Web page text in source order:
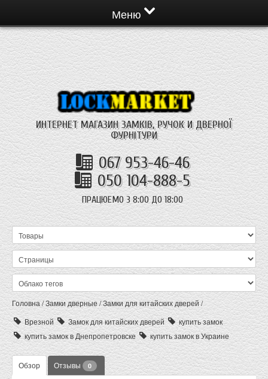
Меню
ИНТЕРНЕТ МАГАЗИН ЗАМКІВ, РУЧОК И ДВЕРНОЇ
ФУРНІТУРИ
067 953-46-46
050 104-888-5
ПРАЦЮЕМО З 8:00 ДО 18:00
Головна/Замки дверные/Замки для китайских дверей/
Врезной
Замок для китайских дверей
купить замок
купить замок в Днепропетровске
купить замок в Украине
Обзор Отзывы 0